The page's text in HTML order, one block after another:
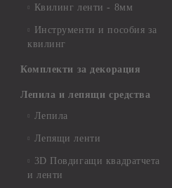
Квилинг ленти - 8мм
Инструменти и пособия за
квилинг
Комплекти за декорация
Лепила и лепящи средства
Лепила
Лепящи ленти
3D Повдигащи квадратчета
и ленти